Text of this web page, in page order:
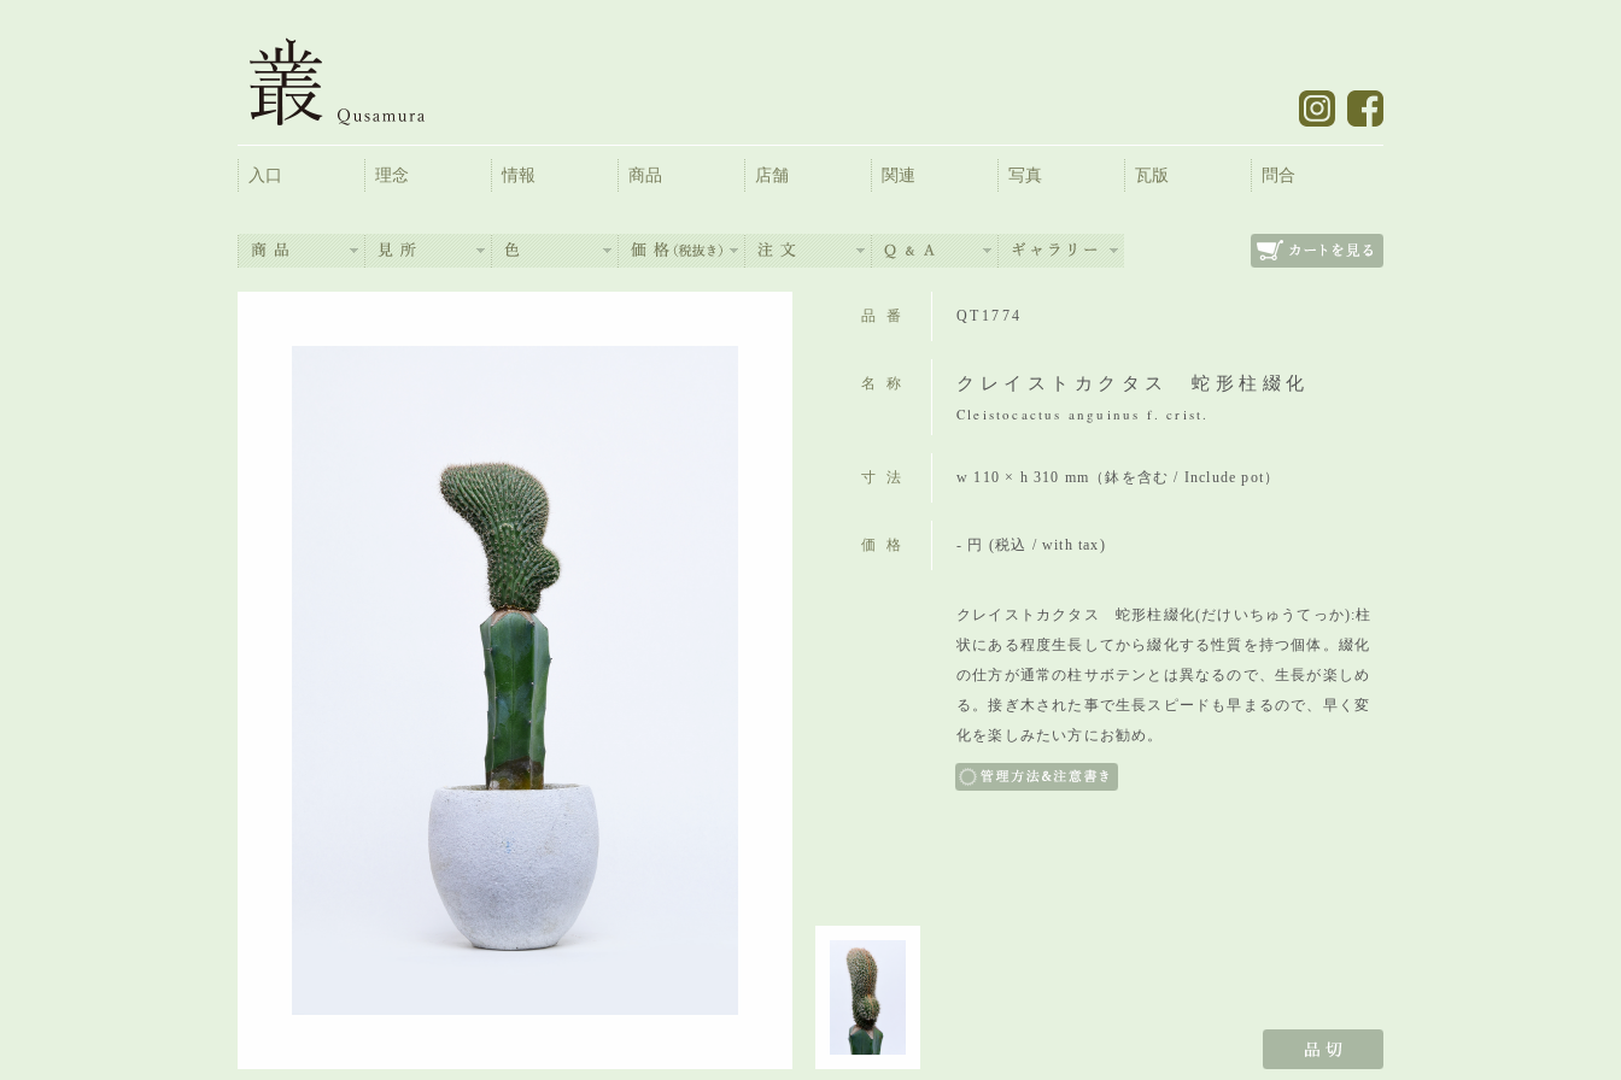
入口 理念 情報 商品 店舗 関連 写真 瓦版 問合
品番 QT1774
名称 クレイストカクタス 蛇形柱綴化
Cleistocactus anguinus f. crist.
寸法 w 110 × h 310 mm（鉢を含む / Include pot）
価格 - 円 (税込 / with tax)
クレイストカクタス 蛇形柱綴化(だけいちゅうてっか):柱
状にある程度生長してから綴化する性質を持つ個体。綴化
の仕方が通常の柱サボテンとは異なるので、生長が楽しめ
る。接ぎ木された事で生長スピードも早まるので、早く変
化を楽しみたい方にお勧め。